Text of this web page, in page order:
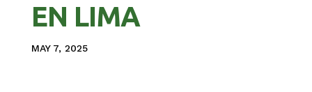
EN LIMA
MAY 7, 2025